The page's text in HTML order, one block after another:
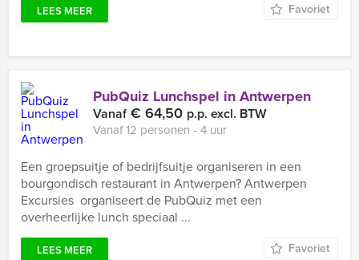
LEES MEER Favoriet
PubQuiz Lunchspel in Antwerpen
Vanaf€ 64,50 p.p. excl. BTW
Vanaf 12 personen ‐ 4 uur
Een groepsuitje of bedrijfsuitje organiseren in een
bourgondisch restaurant in Antwerpen? Antwerpen
Excursies organiseert de PubQuiz met een
overheerlijke lunch speciaal ...
LEES MEER Favoriet